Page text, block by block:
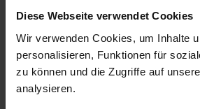
Diese Webseite verwendet Cookies
Wir verwenden Cookies, um Inhalte
personalisieren, Funktionen für
zu können und die Zugriffe auf
analysieren.
-
6
% UVP Set